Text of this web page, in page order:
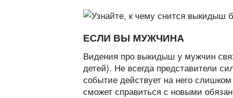
ЕСЛИ ВЫ МУЖЧИНА
Видения про выкидыш у мужчин
детей). Не всегда представители
событие действует на него
сможет справиться с новыми